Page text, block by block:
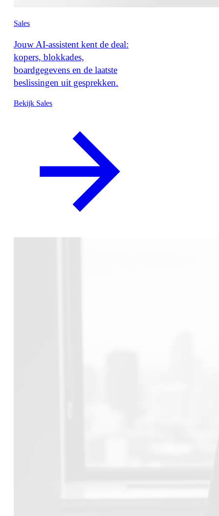
Sales
Jouw AI-assistent kent de deal:
kopers, blokkades,
boardgegevens en de laatste
beslissingen uit gesprekken.
Bekijk Sales